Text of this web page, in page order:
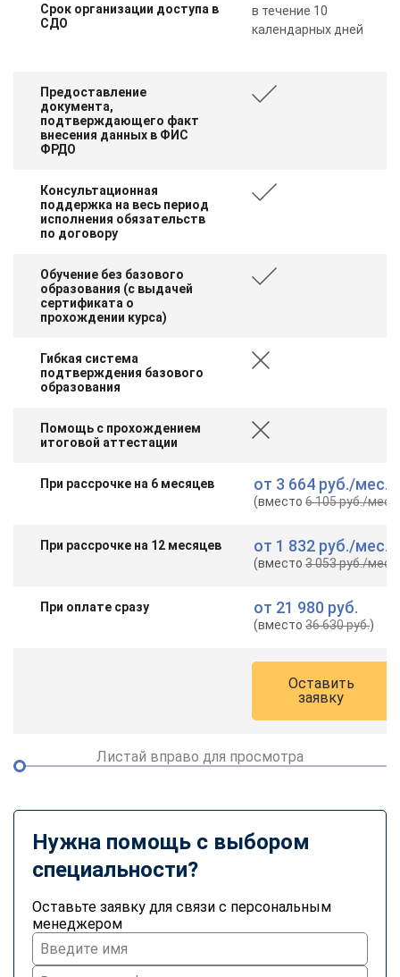
Срок организации доступа в
СДО
в течение 10
календарных дней
Предоставление
документа,
подтверждающего факт
внесения данных в ФИС
ФРДО
Консультационная
поддержка на весь период
исполнения обязательств
по договору
Обучение без базового
образования (с выдачей
сертификата о
прохождении курса)
Гибкая система
подтверждения базового
образования
Помощь с прохождением
итоговой аттестации
При рассрочке на 6 месяцев от 3 664 руб./мес.
(вместо6 105 руб./мес.
При рассрочке на 12 месяцев от 1 832 руб./мес.
(вместо3 053 руб./мес.
При оплате сразу от 21 980 руб.
(вместо36 630 руб.)
Оставить
заявку
Листай вправо для просмотра
Нужна помощь с выбором
специальности?
Оставьте заявку для связи с персональным
менеджером